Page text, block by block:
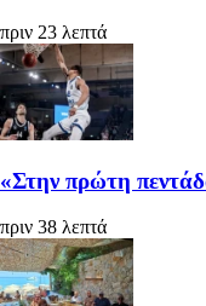
πριν 23 λεπτά
«Στην πρώτη
πριν 38 λεπτά